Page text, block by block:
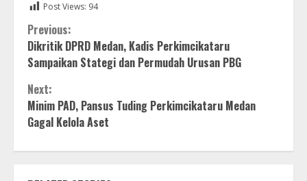
Post Views: 94
Continue
Reading
Previous:
Dikritik DPRD Medan, Kadis Perkimcikataru
Sampaikan Stategi dan Permudah Urusan PBG
Next:
Minim PAD, Pansus Tuding Perkimcikataru Medan
Gagal Kelola Aset